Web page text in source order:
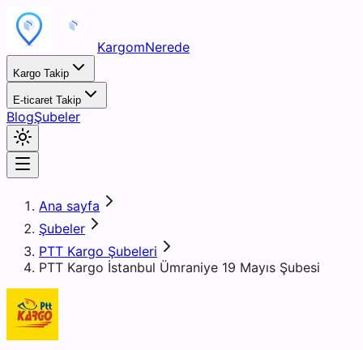
KargomNerede
Kargo Takip
E-ticaret Takip
BlogŞubeler
Ana sayfa
Şubeler
PTT Kargo Şubeleri
PTT Kargo İstanbul Ümraniye 19 Mayıs Şubesi